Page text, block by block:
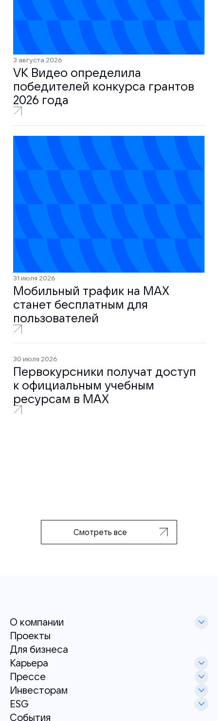
3 августа 2026
VK Видео определила
победителей конкурса грантов
2026 года
31 июля 2026
Мобильный трафик на MAX
станет бесплатным для
пользователей
30 июля 2026
Первокурсники получат доступ
к официальным учебным
ресурсам в MAX
Смотреть все
О компании
Проекты
Для бизнеса
Карьера
Прессе
Инвесторам
ESG
События